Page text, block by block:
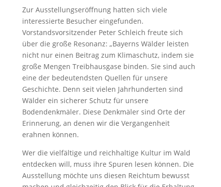
Zur Ausstellungseröffnung hatten sich viele
interessierte Besucher eingefunden.
Vorstandsvorsitzender Peter Schleich freute sich
über die große Resonanz: „Bayerns Wälder leisten
nicht nur einen Beitrag zum Klimaschutz, indem sie
große Mengen Treibhausgase binden. Sie sind auch
eine der bedeutendsten Quellen für unsere
Geschichte. Denn seit vielen Jahrhunderten sind
Wälder ein sicherer Schutz für unsere
Bodendenkmäler. Diese Denkmäler sind Orte der
Erinnerung, an denen wir die Vergangenheit
erahnen können.
Wer die vielfältige und reichhaltige Kultur im Wald
entdecken will, muss ihre Spuren lesen können. Die
Ausstellung möchte uns diesen Reichtum bewusst